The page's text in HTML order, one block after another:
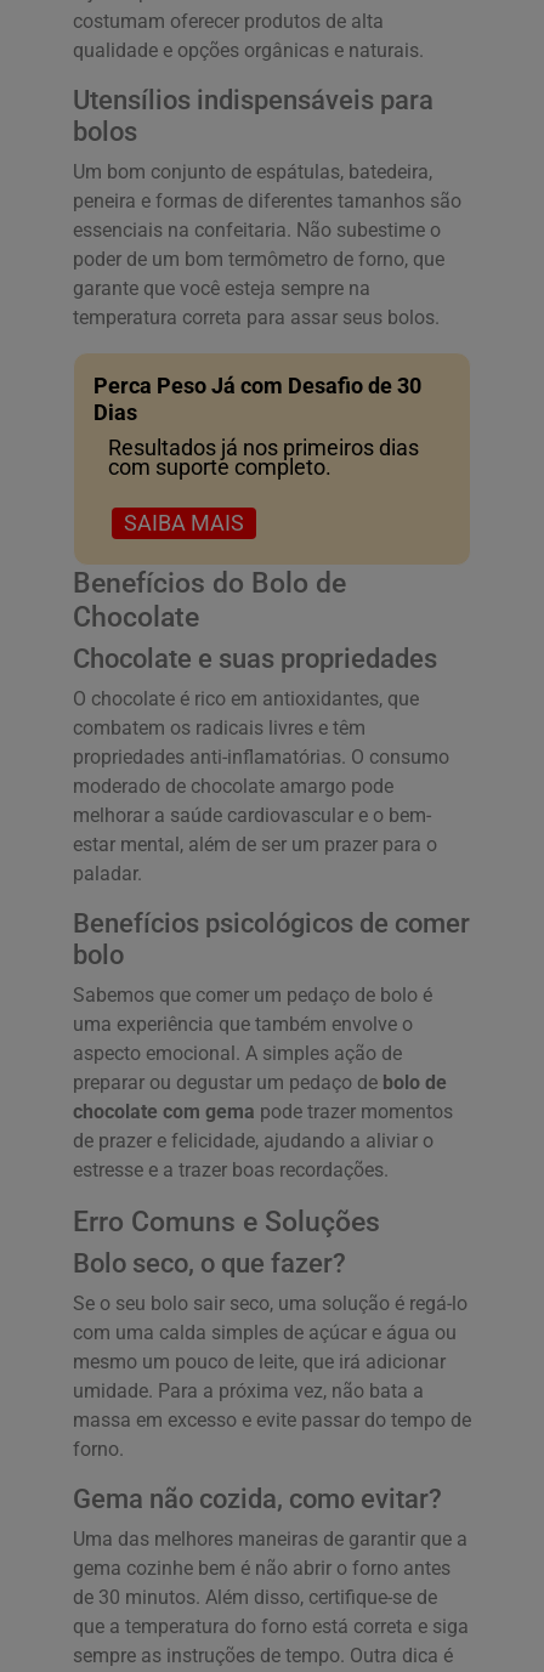
costumam oferecer produtos de alta
qualidade e opções orgânicas e naturais.
Utensílios indispensáveis para
bolos
Um bom conjunto de espátulas, batedeira,
peneira e formas de diferentes tamanhos são
essenciais na confeitaria. Não subestime o
poder de um bom termômetro de forno, que
garante que você esteja sempre na
temperatura correta para assar seus bolos.
Perca Peso Já com Desafio de 30
Dias
Resultados já nos primeiros dias
com suporte completo.
SAIBA MAIS
Benefícios do Bolo de
Chocolate
Chocolate e suas propriedades
O chocolate é rico em antioxidantes, que
combatem os radicais livres e têm
propriedades anti-inflamatórias. O consumo
moderado de chocolate amargo pode
melhorar a saúde cardiovascular e o bem-
estar mental, além de ser um prazer para o
paladar.
Benefícios psicológicos de comer
bolo
Sabemos que comer um pedaço de bolo é
uma experiência que também envolve o
aspecto emocional. A simples ação de
preparar ou degustar um pedaço de bolo de
chocolate com gema pode trazer momentos
de prazer e felicidade, ajudando a aliviar o
estresse e a trazer boas recordações.
Erro Comuns e Soluções
Bolo seco, o que fazer?
Se o seu bolo sair seco, uma solução é regá-lo
com uma calda simples de açúcar e água ou
mesmo um pouco de leite, que irá adicionar
umidade. Para a próxima vez, não bata a
massa em excesso e evite passar do tempo de
forno.
Gema não cozida, como evitar?
Uma das melhores maneiras de garantir que a
gema cozinhe bem é não abrir o forno antes
de 30 minutos. Além disso, certifique-se de
que a temperatura do forno está correta e siga
sempre as instruções de tempo. Outra dica é